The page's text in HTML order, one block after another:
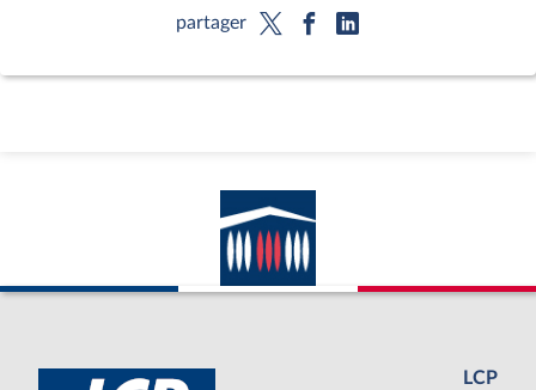
partager
LCP